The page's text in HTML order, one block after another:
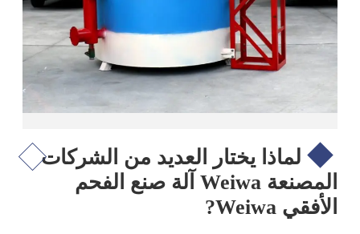
لماذا يختار العديد من الشركات
المصنعة Weiwa آلة صنع الفحم
الأفقي Weiwa?